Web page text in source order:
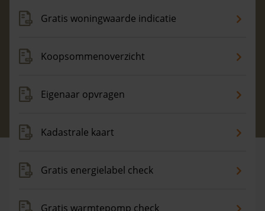
Maandag t/m vrijdag - 08:00 -18:00
Gratis woningwaarde indicatie
Koopsommenoverzicht
Eigenaar opvragen
Kadastrale kaart
Gratis energielabel check
Gratis warmtepomp check